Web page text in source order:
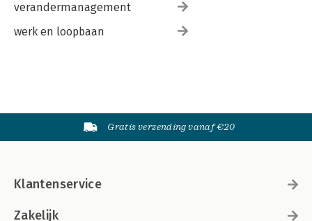
verandermanagement
werk en loopbaan
Gratis verzending vanaf €20
Klantenservice
Zakelijk